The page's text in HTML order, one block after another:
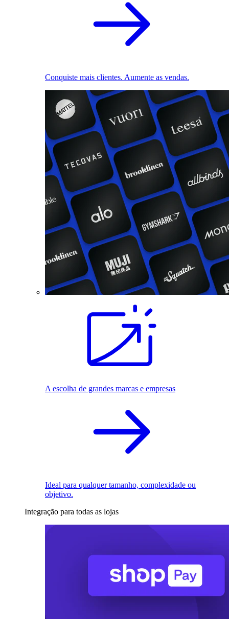
Conquiste mais clientes. Aumente as vendas.
A escolha de grandes marcas e empresas
Ideal para qualquer tamanho, complexidade ou
objetivo.
Integração para todas as lojas